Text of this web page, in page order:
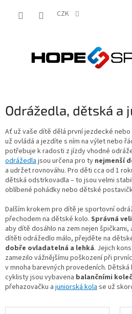
CZK
Odrážedla, dětská a
Ať už vaše dítě dělá první jezdecké
už ovládá a jezdíte s ním na výlet nebo
potřebuje k radosti z jízdy vhodné
odrážedlajsou určena pro ty nejmenší
a udržet rovnováhu. Pro děti cca od 1
dětská odstrkovadla – to jsou velmi
oblíbené pohádky nebo dětské
Dalším krokem pro dítě je sportovní
přechodem na dětské kolo. Správná
aby dítě dosáhlo na zem nejen
dítěti odrážedlo málo, přejděte na
dobře ovladatelná a lehká. Jejich
zamezilo vážnějšímu poškození při
v mnoha barevných provedeních.
cyklisty jsou vybavena balančními
přehazovačku a juniorská kolase už